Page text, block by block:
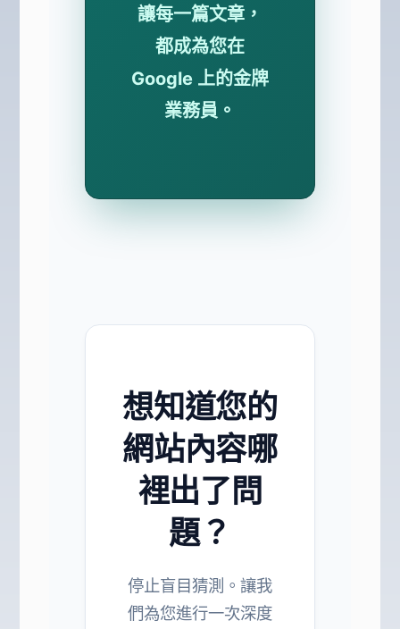
讓每一篇文章，
都成為您在
Google 上的金牌
業務員。
想知道您的
網站內容哪
裡出了問
題？
停止盲目猜測。讓我
們為您進行一次深度